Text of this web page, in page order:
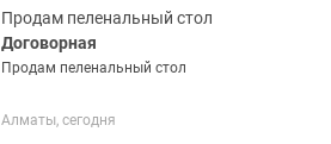
Продам пеленальный стол
Договорная
Продам пеленальный стол
Алматы, сегодня